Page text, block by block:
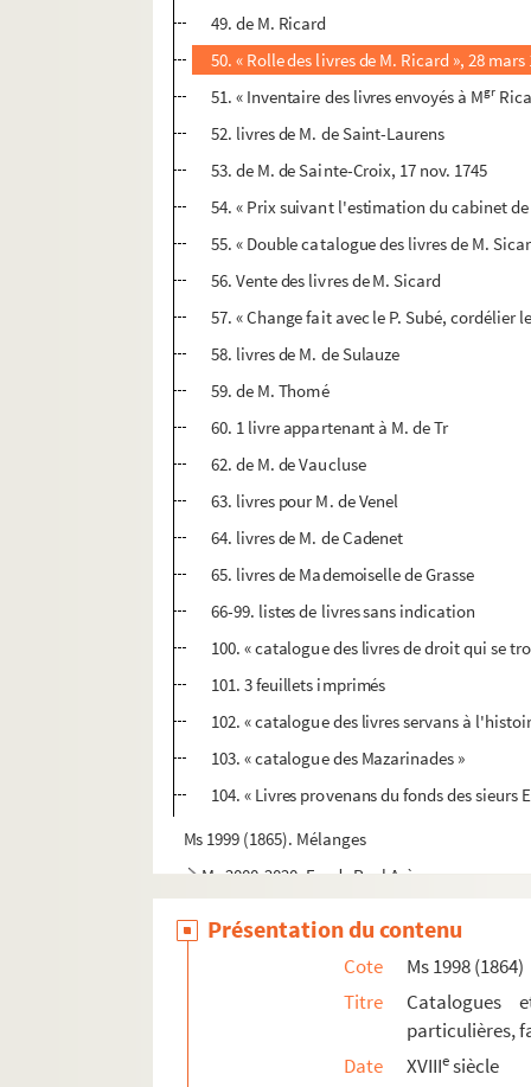
49. de M. Ricard
50. « Rolle des livres de M. Ricard », 28 mars
51. « Inventaire des livres envoyés à Mgr
52. livres de M. de Saint-Laurens
53. de M. de Sainte-Croix, 17 nov. 1745
54. « Prix suivant l'estimation du cabinet
55. « Double catalogue des livres de M.
56. Vente des livres de M. Sicard
57. « Change fait avec le P. Subé, cordélier
58. livres de M. de Sulauze
59. de M. Thomé
60. 1 livre appartenant à M. de Tr
62. de M. de Vaucluse
63. livres pour M. de Venel
64. livres de M. de Cadenet
65. livres de Mademoiselle de Grasse
66-99. listes de livres sans indication
100. « catalogue des livres de droit qui se
101. 3 feuillets imprimés
102. « catalogue des livres servans à
103. « catalogue des Mazarinades »
104. « Livres provenans du fonds des
Ms 1999 (1865). Mélanges
Ms 2000-2020. Fonds Paul Arène
Ms 2022 (1888). Catalogue des Archives
Ms 2024 (1890). « Livre de recette et dépense
Présentation du contenu
Cote
Ms 1998 (1864)
Titre
Catalogues
particulières,
Date
XVIIIesiècle